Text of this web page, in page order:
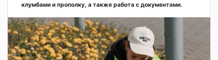
клумбами и прополку, а также работа с документами.